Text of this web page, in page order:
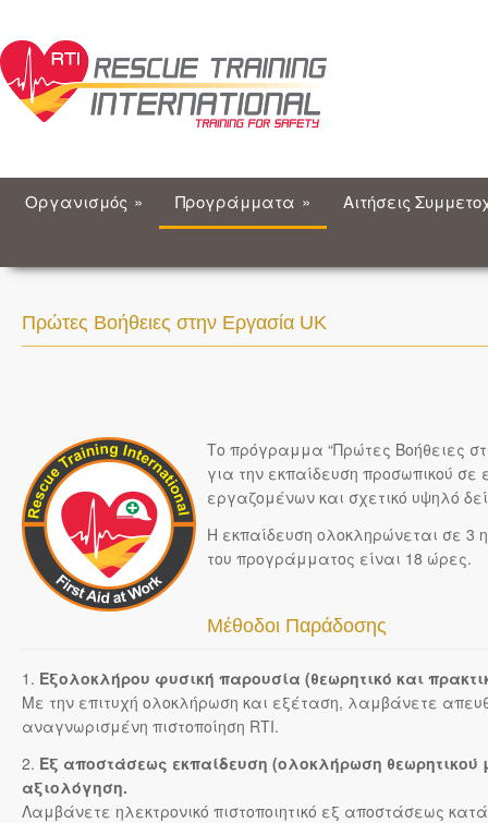
Οργανισμός » Προγράμματα » Αιτήσεις
Πρώτες Βοήθειες στην Εργασία UK
Το πρόγραμμα “Πρώτες Βοήθειες
για την εκπαίδευση προσωπικού
εργαζομένων και σχετικό υψηλό
Η εκπαίδευση ολοκληρώνεται σε 3
του προγράμματος είναι 18 ώρες.
Μέθοδοι Παράδοσης
1. Εξολοκλήρου φυσική παρουσία (θεωρητικό και
Με την επιτυχή ολοκλήρωση και εξέταση, λαμβάνετε
αναγνωρισμένη πιστοποίηση RTI.
2. Εξ αποστάσεως εκπαίδευση (ολοκλήρωση θεωρητικού
αξιολόγηση.
Λαμβάνετε ηλεκτρονικό πιστοποιητικό εξ αποστάσεως